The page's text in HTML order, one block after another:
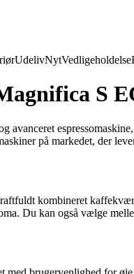
UdelivNytVedligeholdelse
S
avanceret
på markedet, der
kombineret
Du kan også vælge